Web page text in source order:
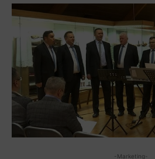
-Marketing-